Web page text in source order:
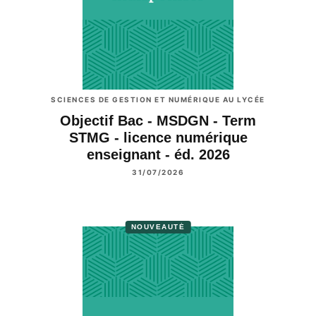
SCIENCES DE GESTION ET NUMÉRIQUE AU LYCÉE
Objectif Bac - MSDGN - Term
STMG - licence numérique
enseignant - éd. 2026
31/07/2026
NOUVEAUTÉ